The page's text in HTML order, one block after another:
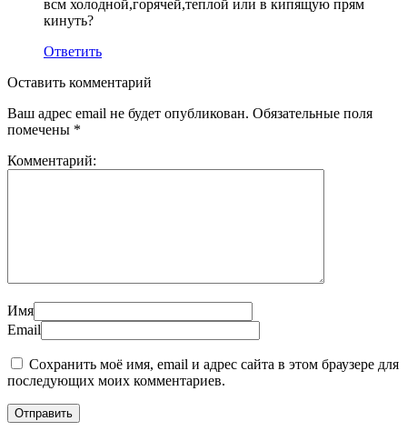
всм холодной,горячей,теплой или в кипящую прям
кинуть?
Ответить
Оставить комментарий
Ваш адрес email не будет опубликован. Обязательные поля
помечены *
Комментарий:
Имя
Email
Сохранить моё имя, email и адрес сайта в этом браузере для
последующих моих комментариев.